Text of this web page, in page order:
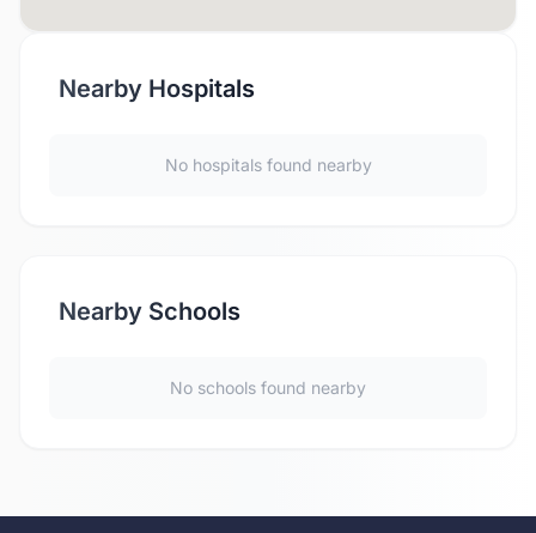
Nearby Hospitals
No hospitals found nearby
Nearby Schools
No schools found nearby